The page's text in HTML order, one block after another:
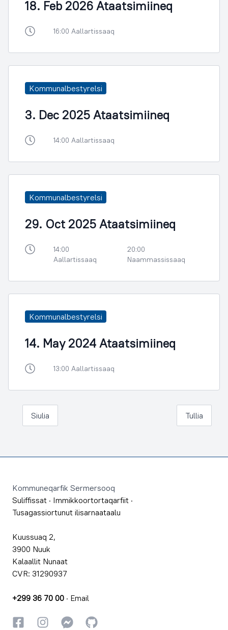
18. Feb 2026 Ataatsimiineq
16:00 Aallartissaaq
Kommunalbestyrelsi
3. Dec 2025 Ataatsimiineq
14:00 Aallartissaaq
Kommunalbestyrelsi
29. Oct 2025 Ataatsimiineq
14:00
Aallartissaaq
20:00
Naammassissaaq
Kommunalbestyrelsi
14. May 2024 Ataatsimiineq
13:00 Aallartissaaq
Siulia Tullia
Kommuneqarfik Sermersooq
Suliffissat · Immikkoortortaqarfiit ·
Tusagassiortunut ilisarnaataalu
Kuussuaq 2,
3900 Nuuk
Kalaallit Nunaat
CVR: 31290937
+299 36 70 00 · Email
FacebookkiInstagrammiInstagrammi
GitHub